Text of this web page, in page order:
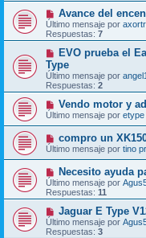
Avance del
Último mensaje por
Respuestas: 7
EVO prueba el
Type
Último mensaje por
Respuestas: 2
Vendo motor y
Último mensaje por etype
compro un
Último mensaje por tino
Necesito ayuda
Último mensaje por
Respuestas: 11
Jaguar E Type
Último mensaje por
Respuestas: 3